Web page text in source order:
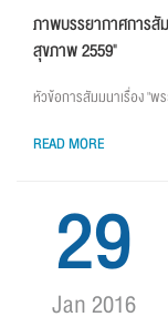
ภาพบรรยากาศการสั
สุขภาพ 2559"
หัวข้อการสัมมนาเรื่อง "
READ MORE
29
Jan 2016